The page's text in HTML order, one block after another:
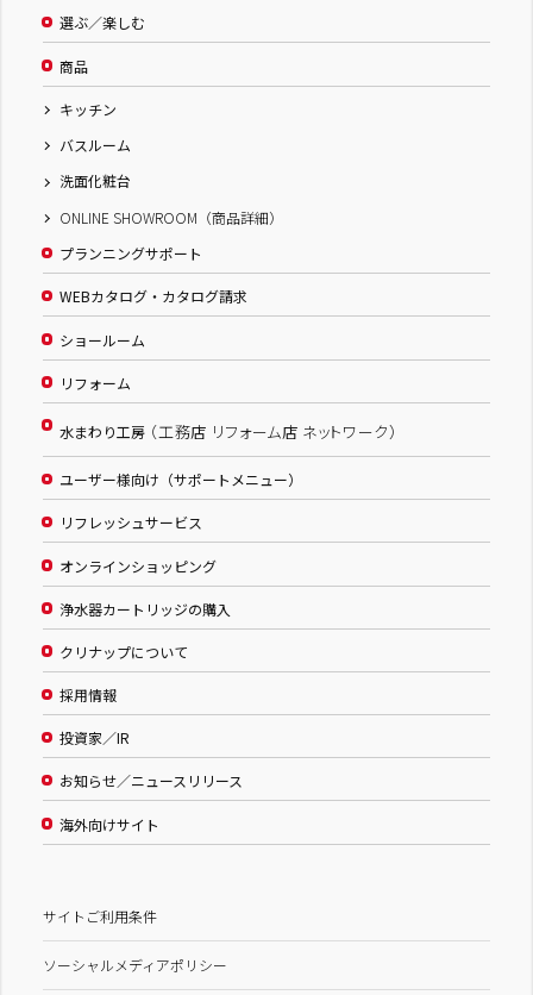
選ぶ／楽しむ
商品
キッチン
バスルーム
洗面化粧台
ONLINE SHOWROOM（商品詳細）
プランニングサポート
WEBカタログ・カタログ請求
ショールーム
リフォーム
水まわり工房 （工務店 リフォーム店 ネットワーク）
ユーザー様向け（サポートメニュー）
リフレッシュサービス
オンラインショッピング
浄水器カートリッジの購入
クリナップについて
採用情報
投資家／IR
お知らせ／ニュースリリース
海外向けサイト
サイトご利用条件
ソーシャルメディアポリシー